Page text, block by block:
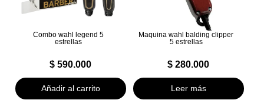
Combo wahl legend 5
estrellas
$ 590.000
Añadir al carrito
Maquina wahl balding clipper
5 estrellas
$ 280.000
Leer más